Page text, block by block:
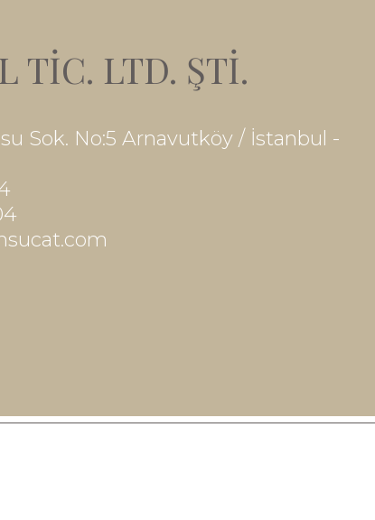
TİC. LTD. ŞTİ.
Sok. No:5 Arnavutköy / İstanbul -